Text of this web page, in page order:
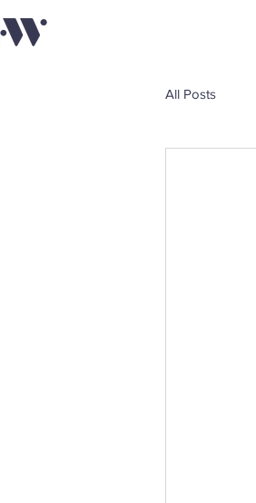
All Posts